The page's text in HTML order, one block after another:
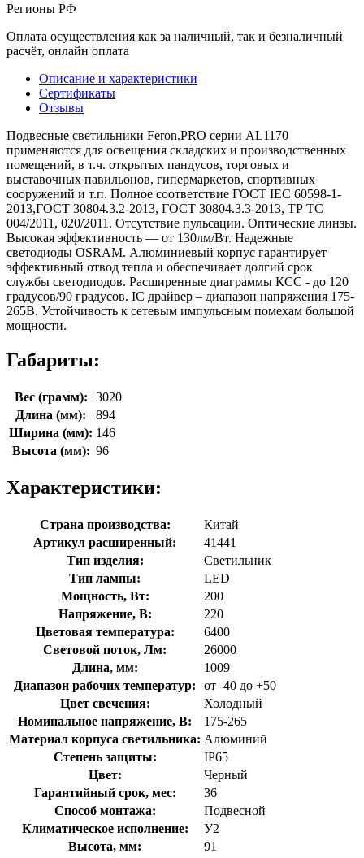
Регионы РФ
Оплата осуществления как за наличный, так и безналичный
расчёт, онлайн оплата
Описание и характеристики
Сертификаты
Отзывы
Подвесные светильники Feron.PRO серии AL1170
применяются для освещения складских и производственных
помещений, в т.ч. открытых пандусов, торговых и
выставочных павильонов, гипермаркетов, спортивных
сооружений и т.п. Полное соответствие ГОСТ IEC 60598-1-
2013,ГОСТ 30804.3.2-2013, ГОСТ 30804.3.3-2013, ТР ТС
004/2011, 020/2011. Отсутствие пульсации. Оптические линзы.
Высокая эффективность — от 130лм/Вт. Надежные
светодиоды OSRAM. Алюминиевый корпус гарантирует
эффективный отвод тепла и обеспечивает долгий срок
службы светодиодов. Расширенные диаграммы КСС - до 120
градусов/90 градусов. IC драйвер – диапазон напряжения 175-
265В. Устойчивость к сетевым импульсным помехам большой
мощности.
Габариты:
Вес (грамм):
3020
Длина (мм):
894
Ширина (мм): 146
Высота (мм): 96
Характеристики:
Страна производства:
Китай
Артикул расширенный:
41441
Тип изделия:
Светильник
Тип лампы:
LED
Мощность, Вт:
200
Напряжение, В:
220
Цветовая температура:
6400
Световой поток, Лм:
26000
Длина, мм:
1009
Диапазон рабочих температур:
от -40 до +50
Цвет свечения:
Холодный
Номинальное напряжение, В:
175-265
Материал корпуса светильника: Алюминий
Степень защиты:
IP65
Цвет:
Черный
Гарантийный срок, мес:
36
Способ монтажа:
Подвесной
Климатическое исполнение:
У2
Высота, мм:
91